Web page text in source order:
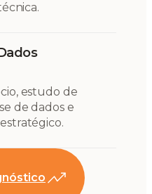
estudo de
de dados e